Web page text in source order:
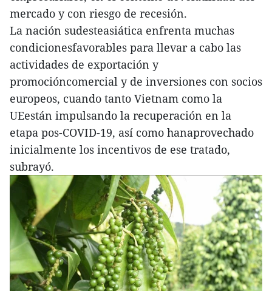
mercado y con riesgo de recesión.
La nación sudesteasiática enfrenta muchas
condicionesfavorables para llevar a cabo las
actividades de exportación y
promocióncomercial y de inversiones con socios
europeos, cuando tanto Vietnam como la
UEestán impulsando la recuperación en la
etapa pos-COVID-19, así como hanaprovechado
inicialmente los incentivos de ese tratado,
subrayó.